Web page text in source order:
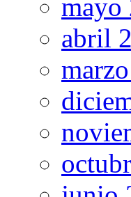
mayo
abril